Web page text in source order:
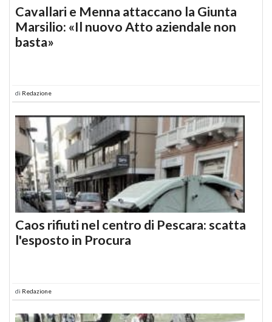
Cavallari e Menna attaccano la Giunta
Marsilio: «Il nuovo Atto aziendale non
basta»
di Redazione
Caos rifiuti nel centro di Pescara: scatta
l'esposto in Procura
di Redazione